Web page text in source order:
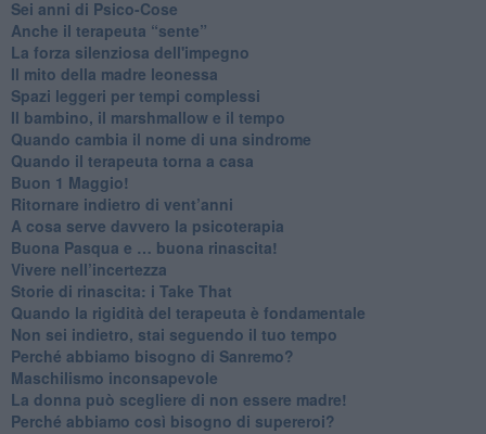
Sei anni di Psico-Cose
​Anche il terapeuta “sente”
​La forza silenziosa dell'impegno
​Il mito della madre leonessa
Spazi leggeri per tempi complessi
Il bambino, il marshmallow e il tempo
​Quando cambia il nome di una sindrome
​Quando il terapeuta torna a casa
​Buon 1 Maggio!
Ritornare indietro di vent’anni
​A cosa serve davvero la psicoterapia
​Buona Pasqua e … buona rinascita!
​Vivere nell’incertezza
​Storie di rinascita: i Take That
​Quando la rigidità del terapeuta è fondamentale
​Non sei indietro, stai seguendo il tuo tempo
​Perché abbiamo bisogno di Sanremo?
​Maschilismo inconsapevole
​La donna può scegliere di non essere madre!
​Perché abbiamo così bisogno di supereroi?